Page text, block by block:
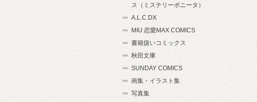
ス（ミステリーボニータ）
A.L.C.DX
MIU 恋愛MAX COMICS
書籍扱いコミックス
秋田文庫
SUNDAY COMICS
画集・イラスト集
写真集